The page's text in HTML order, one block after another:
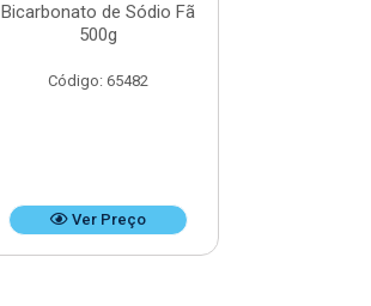
Bicarbonato de Sódio Fã
500g
Código: 65482
Ver Preço